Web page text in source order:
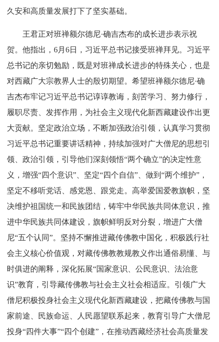
久安和高质量发展打下了坚实基础。
王君正对班禅额尔德尼·确吉杰布的成长进步表示祝
贺。他指出，6月6日，习近平总书记接受班禅拜见。习近平
总书记的亲切勉励，既是对班禅成长进步的特殊关心，也是
对西藏广大宗教界人士的殷切期望。希望班禅额尔德尼·确
吉杰布牢记习近平总书记谆谆教诲，刻苦学习、努力修行，
履职尽责、发挥作用，为社会主义现代化新西藏建设作出更
大贡献。坚定政治立场，不断加强政治引领，认真学习贯彻
习近平总书记重要讲话精神，持续加强对广大僧尼的思想引
领、政治引领，引导他们深刻领悟“两个确立”的决定性意
义，增强“四个意识”、坚定“四个自信”、做到“两个维护”，
坚定不移听党话、感党恩、跟党走。高举爱国爱教旗帜，坚
决维护祖国统一和民族团结，铸牢中华民族共同体意识，推
进中华民族共同体建设，旗帜鲜明反对分裂，增进广大僧
尼“五个认同”。 坚持不懈推进藏传佛教中国化，积极践行社
会主义核心价值观，对藏传佛教教规教义作出通俗易懂、与
时俱进的阐释，深化拓展“国家意识、公民意识、法治意
识”教育，引导藏传佛教与社会主义社会相适应。引领广大
僧尼积极投身社会主义现代化新西藏建设，把藏传佛教与国
家前途、民族命运、人民愿望联系起来，教育引导广大僧尼
投身“四件大事”“四个创建”，在推动西藏经济社会高质量发